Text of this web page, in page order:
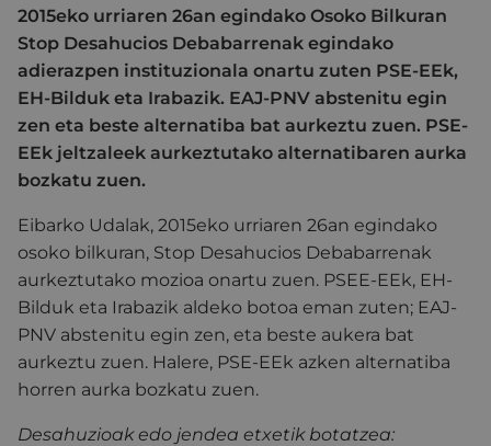
2015eko urriaren 26an egindako Osoko Bilkuran
Stop Desahucios Debabarrenak egindako
adierazpen instituzionala onartu zuten PSE-EEk,
EH-Bilduk eta Irabazik. EAJ-PNV abstenitu egin
zen eta beste alternatiba bat aurkeztu zuen. PSE-
EEk jeltzaleek aurkeztutako alternatibaren aurka
bozkatu zuen.
Eibarko Udalak, 2015eko urriaren 26an egindako
osoko bilkuran, Stop Desahucios Debabarrenak
aurkeztutako mozioa onartu zuen. PSEE-EEk, EH-
Bilduk eta Irabazik aldeko botoa eman zuten; EAJ-
PNV abstenitu egin zen, eta beste aukera bat
aurkeztu zuen. Halere, PSE-EEk azken alternatiba
horren aurka bozkatu zuen.
Desahuzioak edo jendea etxetik botatzea: